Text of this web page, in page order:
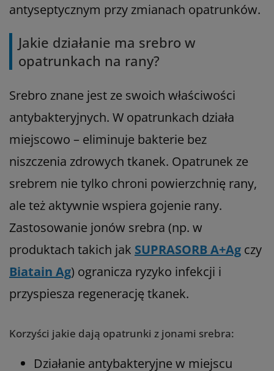
antyseptycznym przy zmianach opatrunków.
Jakie działanie ma srebro w
opatrunkach na rany?
Srebro znane jest ze swoich właściwości
antybakteryjnych. W opatrunkach działa
miejscowo – eliminuje bakterie bez
niszczenia zdrowych tkanek. Opatrunek ze
srebrem nie tylko chroni powierzchnię rany,
ale też aktywnie wspiera gojenie rany.
Zastosowanie jonów srebra (np. w
produktach takich jak SUPRASORB A+Ag czy
Biatain Ag) ogranicza ryzyko infekcji i
przyspiesza regenerację tkanek.
Korzyści jakie dają opatrunki z jonami srebra:
Działanie antybakteryjne w miejscu